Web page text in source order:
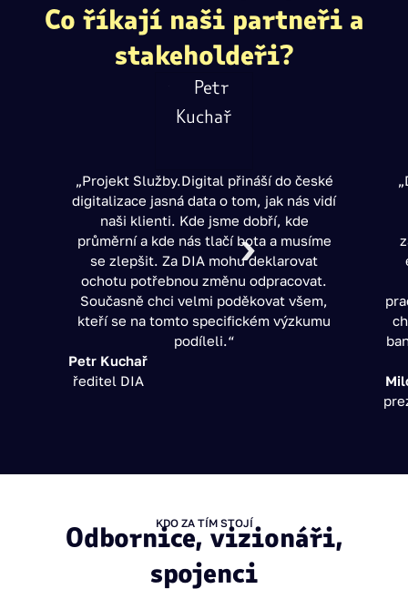
Co říkají naši partneři a
stakeholdeři?
„Projekt Služby.Digital přináší do české
digitalizace jasná data o tom, jak nás vidí
naši klienti. Kde jsme dobří, kde
průměrní a kde nás tlačí bota a musíme
se zlepšit. Za DIA mohu deklarovat
ochotu potřebnou změnu odpracovat.
Současně chci velmi poděkovat všem,
kteří se na tomto specifickém výzkumu
podíleli.“
Petr Kuchař
ředitel DIA
KDO ZA TÍM STOJÍ
Odbornice, vizionáři,
spojenci